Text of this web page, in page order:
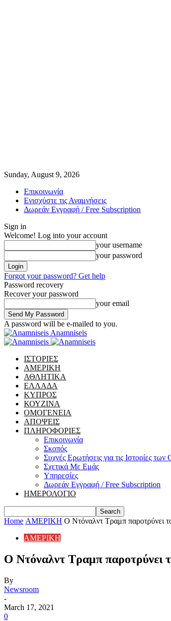
Sunday, August 9, 2026
Επικοινωνία
Ενισχύστε τις Αναμνήσεις
Δωρεάν Εγγραφή / Free Subscription
Sign in
Welcome! Log into your account
your username
your password
Forgot your password? Get help
Password recovery
Recover your password
your email
A password will be e-mailed to you.
Anamniseis
ΙΣΤΟΡΙΕΣ
ΑΜΕΡΙΚΗ
ΑΘΛΗΤΙΚΑ
ΕΛΛΑΔΑ
ΚΥΠΡΟΣ
ΚΟΥΖΙΝΑ
ΟΜΟΓΕΝΕΙΑ
ΑΠΟΨΕΙΣ
ΠΛΗΡΟΦΟΡΙΕΣ
Επικοινωνία
Σκοπός
Συχνές Ερωτήσεις για τις Ιστορίες
Σχετικά Με Εμάς
Υπηρεσίες
Δωρεάν Εγγραφή / Free Subscription
ΗΜΕΡΟΛΟΓΙΟ
Home ΑΜΕΡΙΚΗ Ο Ντόναλντ Τραμπ παροτρύνει
ΑΜΕΡΙΚΗ
Ο Ντόναλντ Τραμπ παροτρύνει
By
Newsroom
-
March 17, 2021
0